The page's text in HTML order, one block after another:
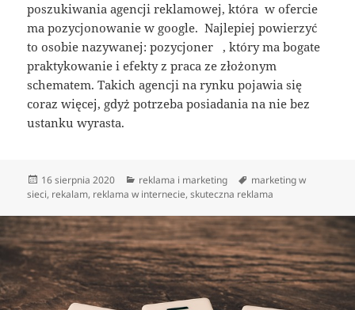
poszukiwania agencji reklamowej, która w ofercie
ma pozycjonowanie w google. Najlepiej powierzyć
to osobie nazywanej: pozycjoner , który ma bogate
praktykowanie i efekty z praca ze złożonym
schematem. Takich agencji na rynku pojawia się
coraz więcej, gdyż potrzeba posiadania na nie bez
ustanku wyrasta.
Data
publikacji
16 sierpnia 2020 Kategorie
reklama i marketing Tagi
marketing w
sieci, rekalam, reklama w internecie,skuteczna reklama